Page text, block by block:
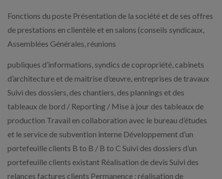
Fonctions du poste Présentation de la société et de ses offres
de prestations en clientèle et en salons (conseils syndicaux,
Assemblées Générales, réunions
publiques d’informations, syndics de copropriété, cabinets
d’architecture et de maitrise d’œuvre, entreprises de travaux
Suivi des dossiers, des chantiers, des plannings et des
tableaux de bord / Reporting / Mise à jour des tableaux de
production Travail en collaboration avec le bureau d’études
et le service de subvention interne Développement d’un
portefeuille clients B to B / B to C Suivi des dossiers d’un
portefeuille clients existant Réalisation de devis Suivi des
relances factures clients Permanence : réalisation de